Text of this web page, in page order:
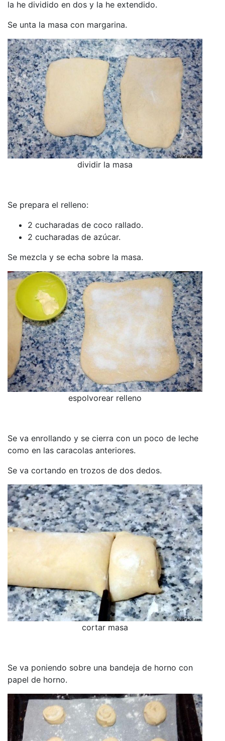
la he dividido en dos y la he extendido.
Se unta la masa con margarina.
dividir la masa
Se prepara el relleno:
2 cucharadas de coco rallado.
2 cucharadas de azúcar.
Se mezcla y se echa sobre la masa.
espolvorear relleno
Se va enrollando y se cierra con un poco de leche
como en las caracolas anteriores.
Se va cortando en trozos de dos dedos.
cortar masa
Se va poniendo sobre una bandeja de horno con
papel de horno.